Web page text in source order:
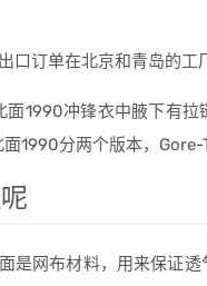
订单在北京和青岛的工
1990冲锋衣中腋下有
1990分两个版本，
是网布材料，用来保证